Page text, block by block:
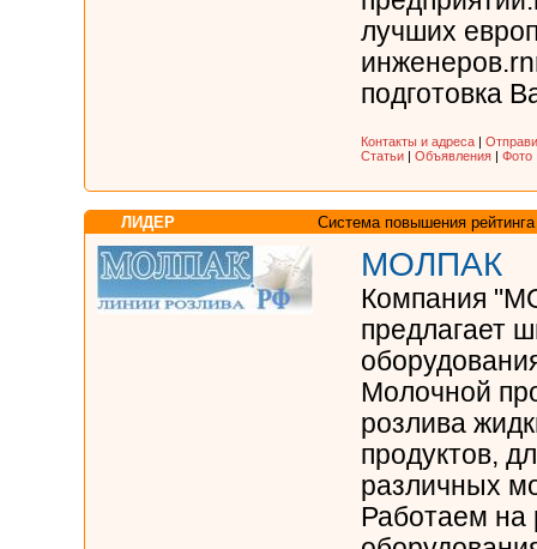
лучших
подготовка
Контакты и адреса |
Статьи | Объявления | Фото
ЛИДЕР Система повышения рейтинга
МОЛПАК
Компания
предлагает
Молочной
розлива
продуктов,
различных
Работаем на